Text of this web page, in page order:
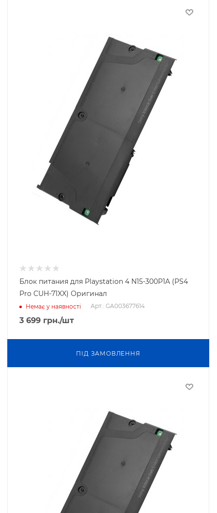
Блок питания для Playstation 4 N15-300P1A (PS4
Pro CUH-71XX) Оригинал
Немає у наявності Арт.: GA003677614
3 699 грн./шт
ПIД ЗАМОВЛЕННЯ